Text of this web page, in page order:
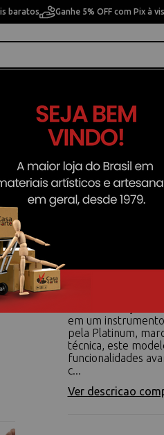
baratos Ganhe 5% OFF com Pix à
Limitada Graphite Smoke
Caneta
Graphite
Caneta tinteiro
em um
pela Platinum,
técnica, este
funcionalidades
c...
Ver descricao